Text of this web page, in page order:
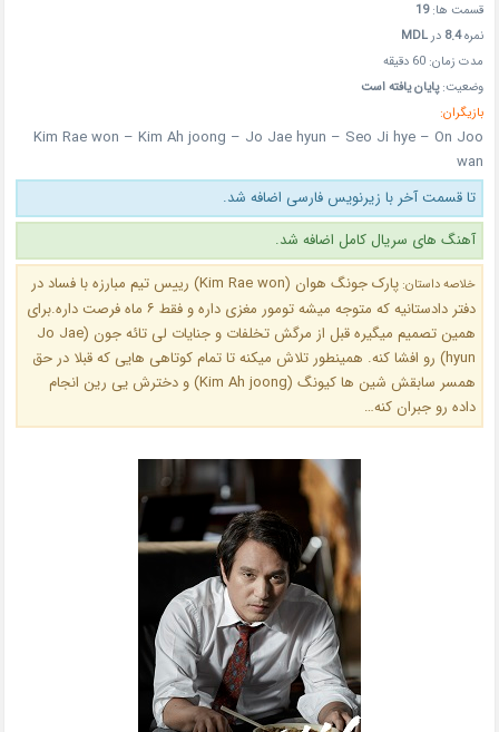
قسمت ها:19
نمره8.4 درMDL
مدت زمان: 60 دقیقه
وضعیت:پایان یافته است
بازیگران:
Kim Rae won – Kim Ah joong – Jo Jae hyun – Seo Ji hye – On Joo
wan
تا قسمت آخر با زیرنویس فارسی اضافه شد.
آهنگ های سریال کامل اضافه شد.
خلاصه داستان:
پارک جونگ هوان (Kim Rae won) رییس تیم مبارزه با فساد در
دفتر دادستانیه که متوجه میشه تومور مغزی داره و فقط ۶ ماه فرصت داره.برای
همین تصمیم میگیره قبل از مرگش تخلفات و جنایات لی تائه جون (Jo Jae
hyun) رو افشا کنه. همینطور تلاش میکنه تا تمام کوتاهی هایی که قبلا در حق
همسر سابقش شین ها کیونگ (Kim Ah joong) و دخترش یی رین انجام
داده رو جبران کنه…